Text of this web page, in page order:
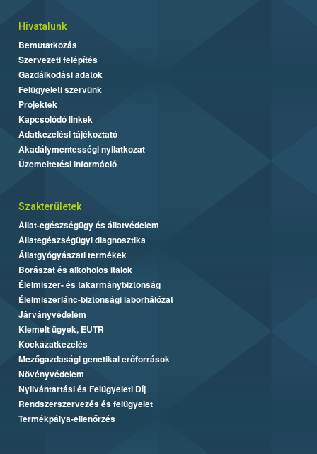
Hivatalunk
Bemutatkozás
Szervezeti felépítés
Gazdálkodási adatok
Felügyeleti szervünk
Projektek
Kapcsolódó linkek
Adatkezelési tájékoztató
Akadálymentességi nyilatkozat
Üzemeltetési információ
Szakterületek
Állat-egészségügy és állatvédelem
Állategészségügyi diagnosztika
Állatgyógyászati termékek
Borászat és alkoholos italok
Élelmiszer- és takarmánybiztonság
Élelmiszerlánc-biztonsági laborhálózat
Járványvédelem
Kiemelt ügyek, EUTR
Kockázatkezelés
Mezőgazdasági genetikai erőforrások
Növényvédelem
Nyilvántartási és Felügyeleti Díj
Rendszerszervezés és felügyelet
Termékpálya-ellenőrzés